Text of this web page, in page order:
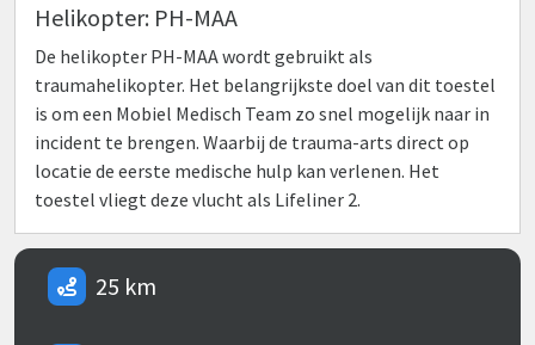
Helikopter: PH-MAA
De helikopter PH-MAA wordt gebruikt als
traumahelikopter. Het belangrijkste doel van dit toestel
is om een Mobiel Medisch Team zo snel mogelijk naar in
incident te brengen. Waarbij de trauma-arts direct op
locatie de eerste medische hulp kan verlenen. Het
toestel vliegt deze vlucht als Lifeliner 2.
25 km